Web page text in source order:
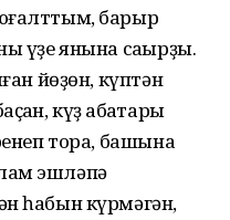
барыр
үҙе янына саҡырҙы.
йөҙөн, күптән
күҙ ҡабаҡтары
тора, башына
эшләпә
һабын күрмәгән,